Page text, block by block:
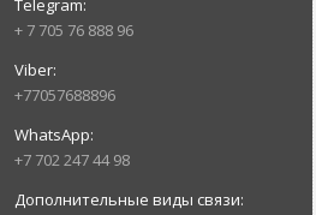
+ 7 705 76 888 96
+77057688896
+7 702 247 44 98